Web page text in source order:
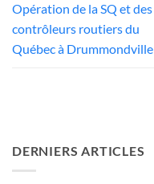
Opération de la SQ et des
contrôleurs routiers du
Québec à Drummondville
DERNIERS ARTICLES